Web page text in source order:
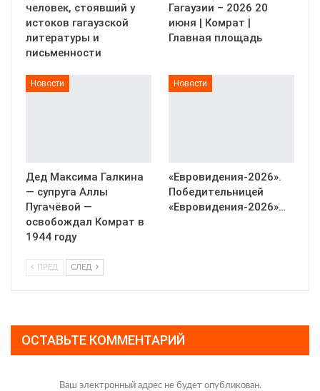
человек, стоявший у
истоков гагаузской
литературы и
письменности
Гагаузии – 2026 20
июня | Комрат |
Главная площадь
Новости
Дед Максима Галкина
— супруга Аллы
Пугачёвой —
освобождал Комрат в
1944 году
Новости
«Евровидения-2026».
Победительницей
«Евровидения-2026»…
ПРЕД СЛЕД
ОСТАВЬТЕ КОММЕНТАРИЙ
Ваш электронный адрес не будет опубликован.